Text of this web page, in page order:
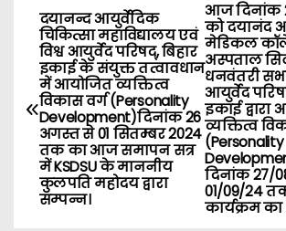
P
o
s
n
a
आज दिनांक
को दयानंद
मेडिकल
अस्पताल
धनवंतरी
आयुर्वेद
इकाई द्वारा
व्यक्तित्व
(Personality
दिनांक 27/
01/09/24
कार्यक्रम का
दयानन्द आयुर्वेदिक
चिकित्सा महाविद्यालय एवं
विश्व आयुर्वेद परिषद्, बिहार
इकाई के संयुक्त तत्वावधान
में आयोजित व्यक्तित्व
विकास वर्ग (Personality
Development)दिनांक 26
अगस्त से 01 सितम्बर 2024
तक का आज समापन सत्र
में KSDSU के माननीय
कुलपति महोदय द्वारा
सम्पन्न।